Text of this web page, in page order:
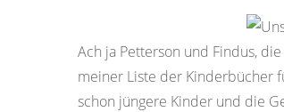
Ach ja Petterson und Findus,
meiner Liste der Kinderbücher
schon jüngere Kinder und die